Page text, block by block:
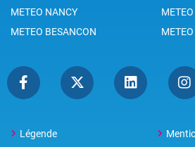
METEO NANCY
METEO BESANCON
Légende